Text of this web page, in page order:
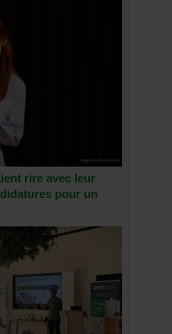
rire avec leur
pour un